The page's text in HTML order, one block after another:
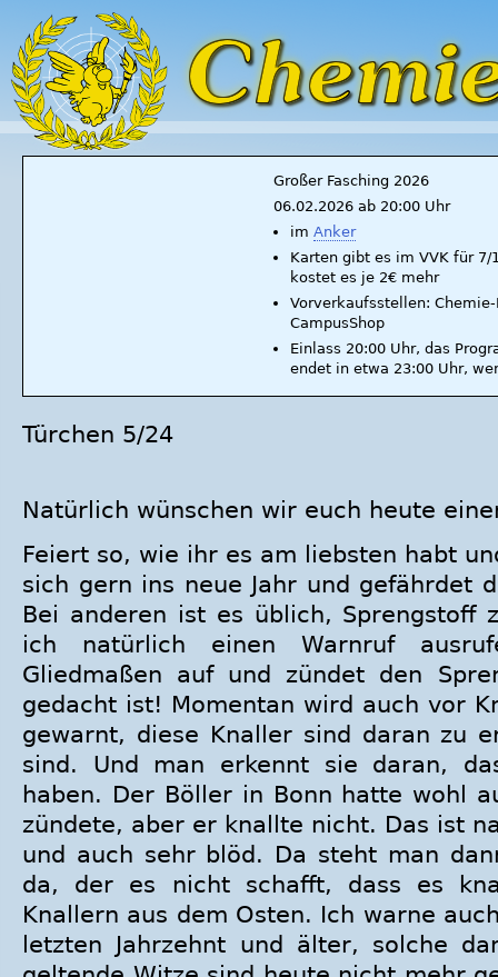
Großer Fasching 2026
06.02.2026 ab 20:00 Uhr
im Anker
Karten gibt es im VVK für 7/
kostet es je 2€ mehr
Vorverkaufsstellen:
CampusShop
Einlass 20:00 Uhr, das
endet in etwa 23:00 Uhr,
Türchen 5/24
Natürlich wünschen wir euch heute
Feiert so, wie ihr es am liebsten habt
sich gern ins neue Jahr und gefährdet
Bei anderen ist es üblich, Sprengstoff
ich natürlich einen Warnruf
Gliedmaßen auf und zündet den
gedacht ist! Momentan wird auch vor
gewarnt, diese Knaller sind daran zu
sind. Und man erkennt sie daran,
haben. Der Böller in Bonn hatte wohl
zündete, aber er knallte nicht. Das ist
und auch sehr blöd. Da steht man
da, der es nicht schafft, dass es
Knallern aus dem Osten. Ich warne
letzten Jahrzehnt und älter, solche